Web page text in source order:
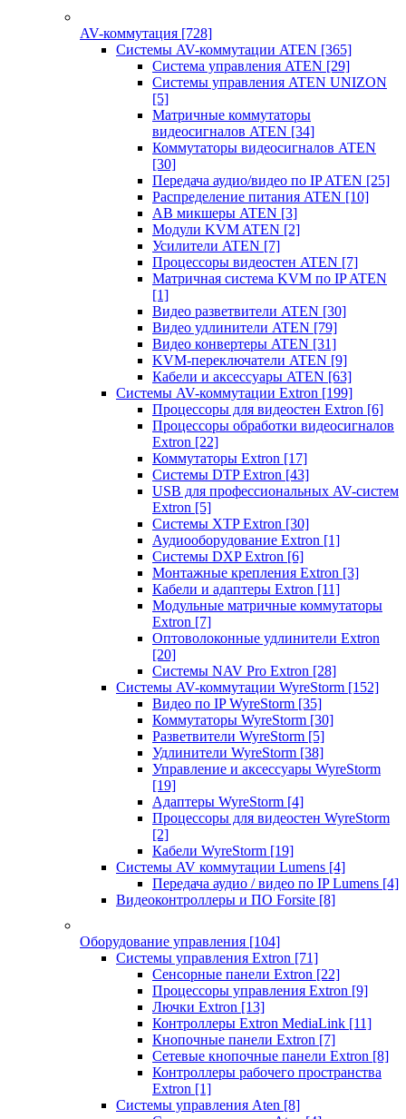
AV-коммутация [728]
Системы AV-коммутации ATEN [365]
Система управления ATEN [29]
Системы управления ATEN UNIZON
[5]
Матричные коммутаторы
видеосигналов ATEN [34]
Коммутаторы видеосигналов ATEN
[30]
Передача аудио/видео по IP ATEN [25]
Распределение питания ATEN [10]
АВ микшеры ATEN [3]
Модули KVM ATEN [2]
Усилители ATEN [7]
Процессоры видеостен ATEN [7]
Матричная система KVM по IP ATEN
[1]
Видео разветвители ATEN [30]
Видео удлинители ATEN [79]
Видео конвертеры ATEN [31]
KVM-переключатели ATEN [9]
Кабели и аксессуары ATEN [63]
Системы AV-коммутации Extron [199]
Процессоры для видеостен Extron [6]
Процессоры обработки видеосигналов
Extron [22]
Коммутаторы Extron [17]
Системы DTP Extron [43]
USB для профессиональных AV-систем
Extron [5]
Системы XTP Extron [30]
Аудиооборудование Extron [1]
Системы DXP Extron [6]
Монтажные крепления Extron [3]
Кабели и адаптеры Extron [11]
Модульные матричные коммутаторы
Extron [7]
Оптоволоконные удлинители Extron
[20]
Системы NAV Pro Extron [28]
Системы AV-коммутации WyreStorm [152]
Видео по IP WyreStorm [35]
Коммутаторы WyreStorm [30]
Разветвители WyreStorm [5]
Удлинители WyreStorm [38]
Управление и аксессуары WyreStorm
[19]
Адаптеры WyreStorm [4]
Процессоры для видеостен WyreStorm
[2]
Кабели WyreStorm [19]
Системы AV коммутации Lumens [4]
Передача аудио / видео по IP Lumens [4]
Видеоконтроллеры и ПО Forsite [8]
Оборудование управления [104]
Системы управления Extron [71]
Сенсорные панели Extron [22]
Процессоры управления Extron [9]
Лючки Extron [13]
Контроллеры Extron MediaLink [11]
Кнопочные панели Extron [7]
Сетевые кнопочные панели Extron [8]
Контроллеры рабочего пространства
Extron [1]
Системы управления Aten [8]